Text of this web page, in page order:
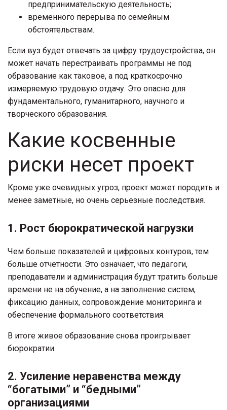
предпринимательскую деятельность;
временного перерыва по семейным
обстоятельствам.
Если вуз будет отвечать за цифру трудоустройства, он
может начать перестраивать программы не под
образование как таковое, а под краткосрочно
измеряемую трудовую отдачу. Это опасно для
фундаментального, гуманитарного, научного и
творческого образования.
Какие косвенные
риски несет проект
Кроме уже очевидных угроз, проект может породить и
менее заметные, но очень серьезные последствия.
1. Рост бюрократической нагрузки
Чем больше показателей и цифровых контуров, тем
больше отчетности. Это означает, что педагоги,
преподаватели и администрация будут тратить больше
времени не на обучение, а на заполнение систем,
фиксацию данных, сопровождение мониторинга и
обеспечение формального соответствия.
В итоге живое образование снова проигрывает
бюрократии.
2. Усиление неравенства между
“богатыми” и “бедными”
организациями